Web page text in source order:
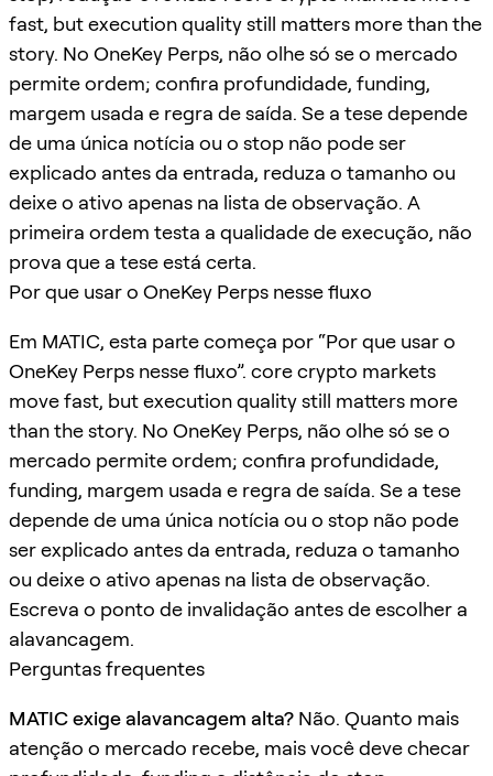
fast, but execution quality still matters more than the
story. No OneKey Perps, não olhe só se o mercado
permite ordem; confira profundidade, funding,
margem usada e regra de saída. Se a tese depende
de uma única notícia ou o stop não pode ser
explicado antes da entrada, reduza o tamanho ou
deixe o ativo apenas na lista de observação. A
primeira ordem testa a qualidade de execução, não
prova que a tese está certa.
Por que usar o OneKey Perps nesse fluxo
Em MATIC, esta parte começa por “Por que usar o
OneKey Perps nesse fluxo”. core crypto markets
move fast, but execution quality still matters more
than the story. No OneKey Perps, não olhe só se o
mercado permite ordem; confira profundidade,
funding, margem usada e regra de saída. Se a tese
depende de uma única notícia ou o stop não pode
ser explicado antes da entrada, reduza o tamanho
ou deixe o ativo apenas na lista de observação.
Escreva o ponto de invalidação antes de escolher a
alavancagem.
Perguntas frequentes
MATIC exige alavancagem alta? Não. Quanto mais
atenção o mercado recebe, mais você deve checar